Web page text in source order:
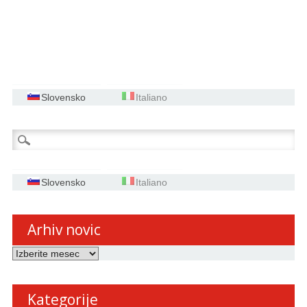
Slovensko Italiano
Išči:
Slovensko Italiano
Arhiv novic
Arhiv
Kategorije